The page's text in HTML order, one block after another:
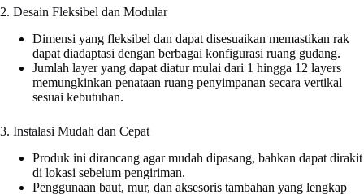
2. Desain Fleksibel dan Modular
Dimensi yang fleksibel dan dapat disesuaikan memastikan rak
dapat diadaptasi dengan berbagai konfigurasi ruang gudang.
Jumlah layer yang dapat diatur mulai dari 1 hingga 12 layers
memungkinkan penataan ruang penyimpanan secara vertikal
sesuai kebutuhan.
3. Instalasi Mudah dan Cepat
Produk ini dirancang agar mudah dipasang, bahkan dapat dirakit
di lokasi sebelum pengiriman.
Penggunaan baut, mur, dan aksesoris tambahan yang lengkap